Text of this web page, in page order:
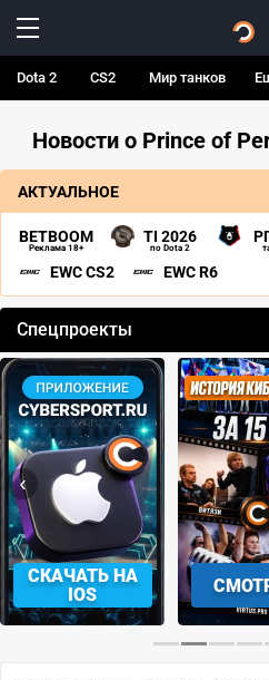
Dota 2 CS2 Мир танков
Новости о Prince of
АКТУАЛЬНОЕ
BETBOOM
Реклама 18+
TI 2026
по Dota 2
EWC CS2 EWC R6
Спецпроекты
СКАЧАТЬ НА
IOS
‹